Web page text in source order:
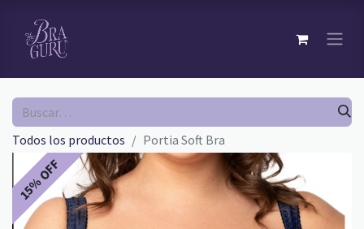
Todos los productos Portia Soft Bra
15% OFF